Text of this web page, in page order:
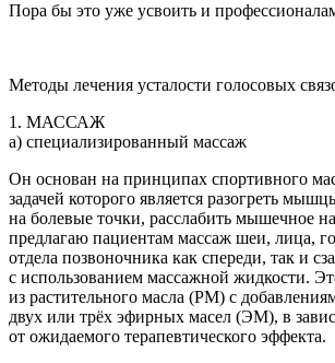
Пора бы это уже усвоить и
Методы лечения усталости голосовых
1. МАССАЖ
а) специализированный массаж
Он основан на принципах спортивного
задачей которого является разогреть
на болевые точки, расслабить мышечное
предлагаю пациентам массаж шеи, лица,
отдела позвоночника как спереди, так и
с использованием массажной жидкости.
из растительного масла (РМ) с
двух или трёх эфирных масел (ЭМ), в
от ожидаемого терапевтического эффекта.